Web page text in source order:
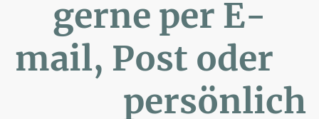
gerne per E-
mail, Post oder
persönlich